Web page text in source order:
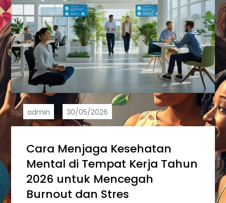
by: admin
Cara Menjaga Kesehatan
Mental di Tempat Kerja Tahun
2026 untuk Mencegah
Burnout dan Stres